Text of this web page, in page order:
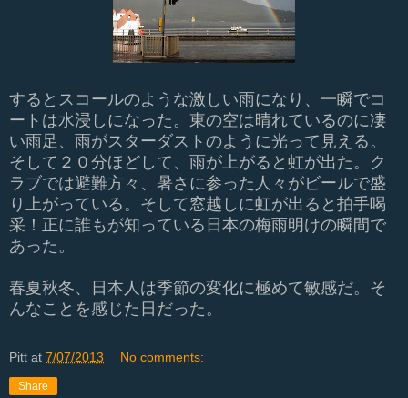
するとスコールのような激しい雨になり、一瞬でコ
ートは水浸しになった。東の空は晴れているのに凄
い雨足、雨がスターダストのように光って見える。
そして２０分ほどして、雨が上がると虹が出た。ク
ラブでは避難方々、暑さに参った人々がビールで盛
り上がっている。そして窓越しに虹が出ると拍手喝
采！正に誰もが知っている日本の梅雨明けの瞬間で
あった。
春夏秋冬、日本人は季節の変化に極めて敏感だ。そ
んなことを感じた日だった。
Pitt at 7/07/2013 No comments:
Share